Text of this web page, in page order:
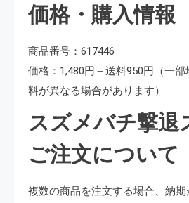
価格・購入情報
商品番号：617446
価格：1,480円＋送料950円（一
料が異なる場合があります）
スズメバチ撃退
ご注文について
複数の商品を注文する場合、納